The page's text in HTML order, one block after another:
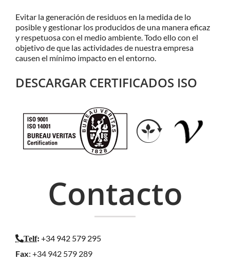
Evitar la generación de residuos en la medida de lo
posible y gestionar los producidos de una manera eficaz
y respetuosa con el medio ambiente. Todo ello con el
objetivo de que las actividades de nuestra empresa
causen el mínimo impacto en el entorno.
DESCARGAR CERTIFICADOS ISO
Contacto
Telf: +34 942 579 295
Fax: +34 942 579 289